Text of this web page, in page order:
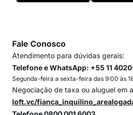
Fale Conosco
Atendimento para dúvidas gerais:
Telefone e WhatsApp: +55 11
Segunda-feira a sexta-feira das 9:00 às
Negociação de taxa ou aluguel em
loft.vc/